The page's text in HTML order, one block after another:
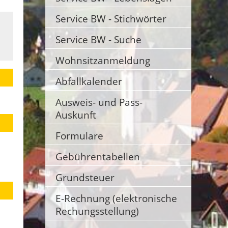
Service BW - Stichwörter
Service BW - Suche
Wohnsitzanmeldung
Abfallkalender
Ausweis- und Pass-
Auskunft
Formulare
Gebührentabellen
Grundsteuer
E-Rechnung (elektronische
Rechungsstellung)